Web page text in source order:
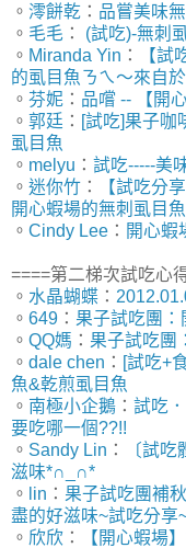
。 澪餅乾 ： 品嘗美味
。 毛毛 ： (試吃)-無刺
。 Miranda Yin ：
【試
的虱目魚ㄋㄟ～來自
。 芬妮 ： 品嚐 -- 【開
。 郭廷 ： [試吃]果子咖
虱目魚
。 melyu ： 試吃-----美
。 迷你竹 ：
【試吃分
開心蝦場的無刺虱目魚
。 Cindy Lee ： 開心蝦
====第二梯次試吃心
。 水晶蝴蝶 ：
。 649 ： 果子試吃團：
。 QQ媽 ： 果子試吃團
。 dale chen ： [試吃+
魚&乾煎虱目魚
。 南極小企鵝 ： 試吃
要吃哪一個??!!
。 Sandy Lin ：
〔試
滋味*∩_∩*
。 lin ： 果子試吃團補
盡的好滋味~試吃分享
。 欣欣 ：
【開心蝦場